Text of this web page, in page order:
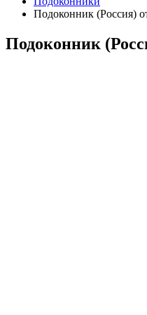
Подоконник (Россия)
Подоконник